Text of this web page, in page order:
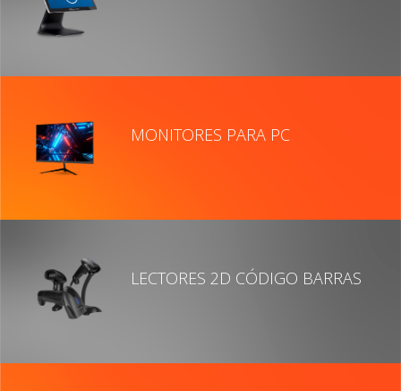
MONITORES PARA PC
LECTORES 2D CÓDIGO BARRAS